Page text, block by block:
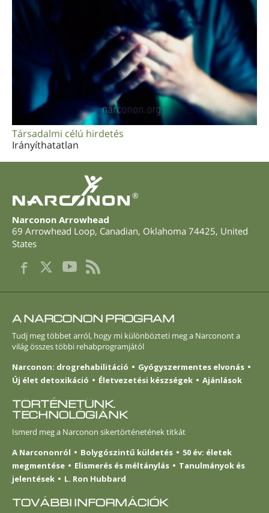
Társadalmi célú hirdetés
Irányíthatatlan
®
Narconon Arrowhead
69 Arrowhead Loop, Canadian, Oklahoma 74425, United
States
A NARCONON PROGRAM
Tudj meg többet arról, hogy mi különbözteti meg a Narconont a
világ összes többi rehabprogramjától
Narconon: drogrehabilitáció
Gyógyszermentes elvonás
Új élet detoxikáció
Életvezetési készségek Ajánlások
TÖRTÉNETÜNK.
TECHNOLÓGIÁNK
Ismerd meg a Narconon sikertörténetének titkát
A Narcononról
Bolygószintű küldetés
50 év: életek
megmentése
Elismerés és méltánylás
Tanulmányok és
jelentések
L. Ron Hubbard
TOVÁBBI INFORMÁCIÓK